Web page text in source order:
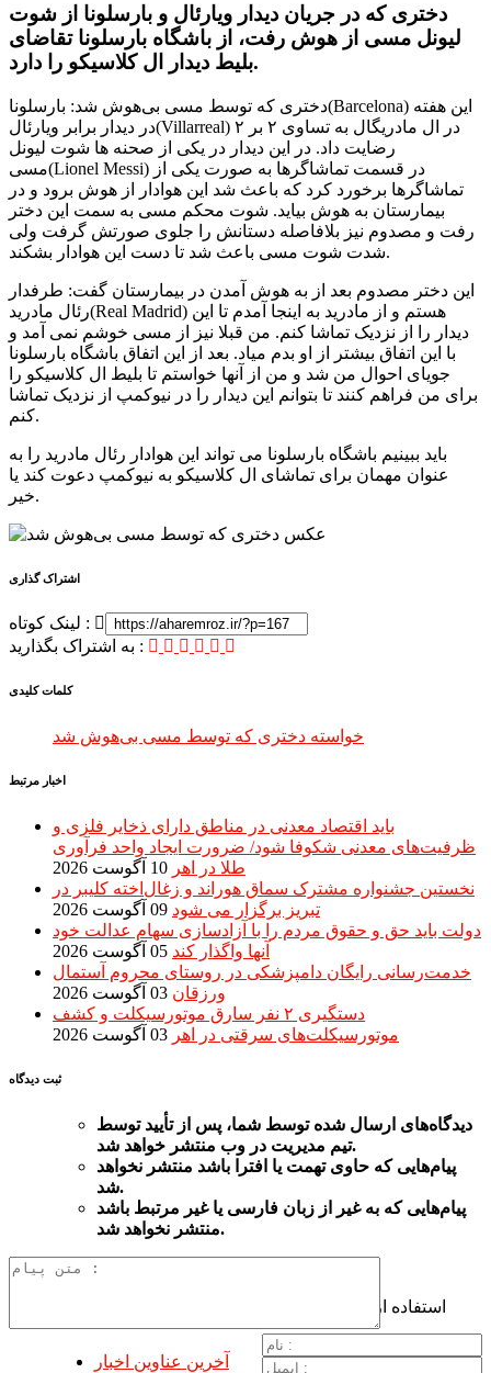
دختری که در جریان دیدار ویارئال و بارسلونا از شوت
لیونل مسی از هوش رفت، از باشگاه بارسلونا تقاضای
بلیط دیدار ال کلاسیکو را دارد.
دختری که توسط مسی بی‌هوش شد: بارسلونا(Barcelona) این هفته
در دیدار برابر ویارئال(Villarreal) در ال مادریگال به تساوی ۲ بر ۲
رضایت داد. در این دیدار در یکی از صحنه ها شوت لیونل
مسی(Lionel Messi) در قسمت تماشاگرها به صورت یکی از
تماشاگرها برخورد کرد که باعث شد این هوادار از هوش برود و در
بیمارستان به هوش بیاید. شوت محکم مسی به سمت این دختر
رفت و مصدوم نیز بلافاصله دستانش را جلوی صورتش گرفت ولی
شدت شوت مسی باعث شد تا دست این هوادار بشکند.
این دختر مصدوم بعد از به هوش آمدن در بیمارستان گفت: طرفدار
رئال مادرید(Real Madrid) هستم و از مادرید به اینجا آمدم تا این
دیدار را از نزدیک تماشا کنم. من قبلا نیز از مسی خوشم نمی آمد و
با این اتفاق بیشتر از او بدم میاد. بعد از این اتفاق باشگاه بارسلونا
جویای احوال من شد و من از آنها خواستم تا بلیط ال کلاسیکو را
برای من فراهم کنند تا بتوانم این دیدار را در نیوکمپ از نزدیک تماشا
کنم.
باید ببینیم باشگاه بارسلونا می تواند این هوادار رئال مادرید را به
عنوان مهمان برای تماشای ال کلاسیکو به نیوکمپ دعوت کند یا
خیر.
اشتراک گذاری
لینک کوتاه :
به اشتراک بگذارید :
کلمات کلیدی
خواسته دختری که توسط مسی بی‌هوش شد
اخبار مرتبط
باید اقتصاد معدنی در مناطق دارای ذخایر فلزی و
ظرفیت‌های معدنی شکوفا شود/ ضرورت ایجاد واحد فرآوری
طلا در اهر 10 آگوست 2026
نخستین جشنواره مشترک سماق هوراند و زغال‌اخته کلیبر در
تبریز برگزار می شود 09 آگوست 2026
دولت باید حق و حقوق مردم را با آزادسازی سهام عدالت خود
آنها واگذار کند 05 آگوست 2026
خدمت‌رسانی رایگان دامپزشکی در روستای محروم آستمال
ورزقان 03 آگوست 2026
دستگيری ۲ نفر سارق موتورسیکلت و کشف
موتورسیکلت‌های سرقتی در اهر 03 آگوست 2026
ثبت دیدگاه
دیدگاه‌های ارسال شده توسط شما، پس ازتأیید توسط
تیم مدیریت در وب منتشر خواهد شد.
پیام‌هایی که حاوی تهمت یا افترا باشد منتشر نخواهد
شد.
پیام‌هایی که به غیر از زبان فارسی یا غیر مرتبط باشد
منتشر نخواهد شد.
آخرین عناوین اخبار
استفاده از